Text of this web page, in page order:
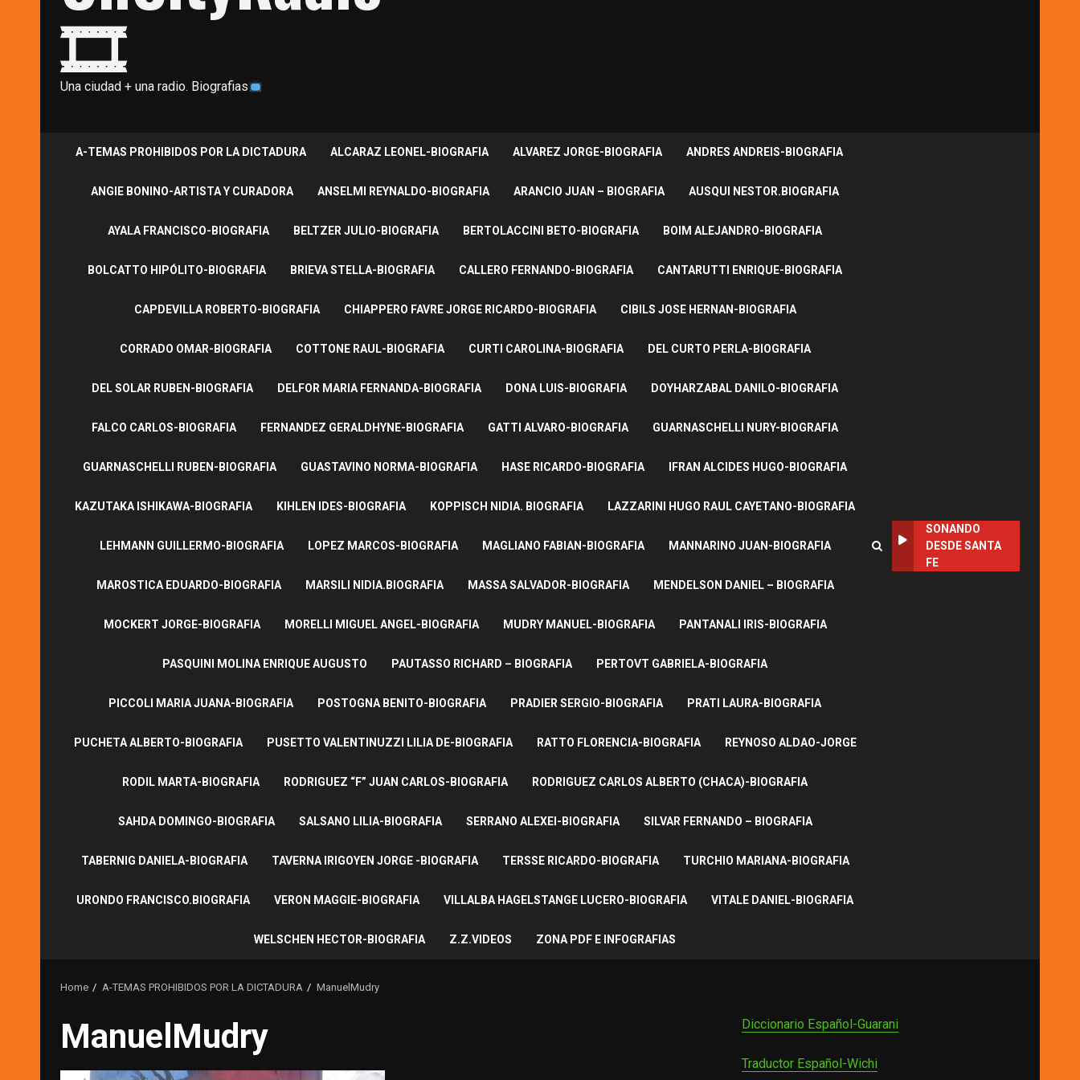
🎞
Una ciudad + una radio. Biografias
A-TEMAS PROHIBIDOS POR LA DICTADURA ALCARAZ LEONEL-BIOGRAFIA ALVAREZ JORGE-BIOGRAFIA ANDRES ANDREIS-BIOGRAFIA
ANGIE BONINO-ARTISTA Y CURADORA ANSELMI REYNALDO-BIOGRAFIA ARANCIO JUAN – BIOGRAFIA AUSQUI NESTOR.BIOGRAFIA
AYALA FRANCISCO-BIOGRAFIA BELTZER JULIO-BIOGRAFIA BERTOLACCINI BETO-BIOGRAFIA BOIM ALEJANDRO-BIOGRAFIA
BOLCATTO HIPÓLITO-BIOGRAFIA BRIEVA STELLA-BIOGRAFIA CALLERO FERNANDO-BIOGRAFIA CANTARUTTI ENRIQUE-BIOGRAFIA
CAPDEVILLA ROBERTO-BIOGRAFIA CHIAPPERO FAVRE JORGE RICARDO-BIOGRAFIA CIBILS JOSE HERNAN-BIOGRAFIA
CORRADO OMAR-BIOGRAFIA COTTONE RAUL-BIOGRAFIA CURTI CAROLINA-BIOGRAFIA DEL CURTO PERLA-BIOGRAFIA
DEL SOLAR RUBEN-BIOGRAFIA DELFOR MARIA FERNANDA-BIOGRAFIA DONA LUIS-BIOGRAFIA DOYHARZABAL DANILO-BIOGRAFIA
FALCO CARLOS-BIOGRAFIA FERNANDEZ GERALDHYNE-BIOGRAFIA GATTI ALVARO-BIOGRAFIA GUARNASCHELLI NURY-BIOGRAFIA
GUARNASCHELLI RUBEN-BIOGRAFIA GUASTAVINO NORMA-BIOGRAFIA HASE RICARDO-BIOGRAFIA IFRAN ALCIDES HUGO-BIOGRAFIA
KAZUTAKA ISHIKAWA-BIOGRAFIA KIHLEN IDES-BIOGRAFIA KOPPISCH NIDIA. BIOGRAFIA LAZZARINI HUGO RAUL CAYETANO-BIOGRAFIA
LEHMANN GUILLERMO-BIOGRAFIA LOPEZ MARCOS-BIOGRAFIA MAGLIANO FABIAN-BIOGRAFIA MANNARINO JUAN-BIOGRAFIA
MAROSTICA EDUARDO-BIOGRAFIA MARSILI NIDIA.BIOGRAFIA MASSA SALVADOR-BIOGRAFIA MENDELSON DANIEL – BIOGRAFIA
MOCKERT JORGE-BIOGRAFIA MORELLI MIGUEL ANGEL-BIOGRAFIA MUDRY MANUEL-BIOGRAFIA PANTANALI IRIS-BIOGRAFIA
PASQUINI MOLINA ENRIQUE AUGUSTO PAUTASSO RICHARD – BIOGRAFIA PERTOVT GABRIELA-BIOGRAFIA
PICCOLI MARIA JUANA-BIOGRAFIA POSTOGNA BENITO-BIOGRAFIA PRADIER SERGIO-BIOGRAFIA PRATI LAURA-BIOGRAFIA
PUCHETA ALBERTO-BIOGRAFIA PUSETTO VALENTINUZZI LILIA DE-BIOGRAFIA RATTO FLORENCIA-BIOGRAFIA REYNOSO ALDAO-JORGE
RODIL MARTA-BIOGRAFIA RODRIGUEZ “F” JUAN CARLOS-BIOGRAFIA RODRIGUEZ CARLOS ALBERTO (CHACA)-BIOGRAFIA
SAHDA DOMINGO-BIOGRAFIA SALSANO LILIA-BIOGRAFIA SERRANO ALEXEI-BIOGRAFIA SILVAR FERNANDO – BIOGRAFIA
TABERNIG DANIELA-BIOGRAFIA TAVERNA IRIGOYEN JORGE -BIOGRAFIA TERSSE RICARDO-BIOGRAFIA TURCHIO MARIANA-BIOGRAFIA
URONDO FRANCISCO.BIOGRAFIA VERON MAGGIE-BIOGRAFIA VILLALBA HAGELSTANGE LUCERO-BIOGRAFIA VITALE DANIEL-BIOGRAFIA
WELSCHEN HECTOR-BIOGRAFIA Z.Z.VIDEOS ZONA PDF E INFOGRAFIAS
SONANDO
DESDE SANTA
FE
Home A-TEMAS PROHIBIDOS POR LA DICTADURA ManuelMudry
ManuelMudry Diccionario Español-Guarani
Traductor Español-Wichi